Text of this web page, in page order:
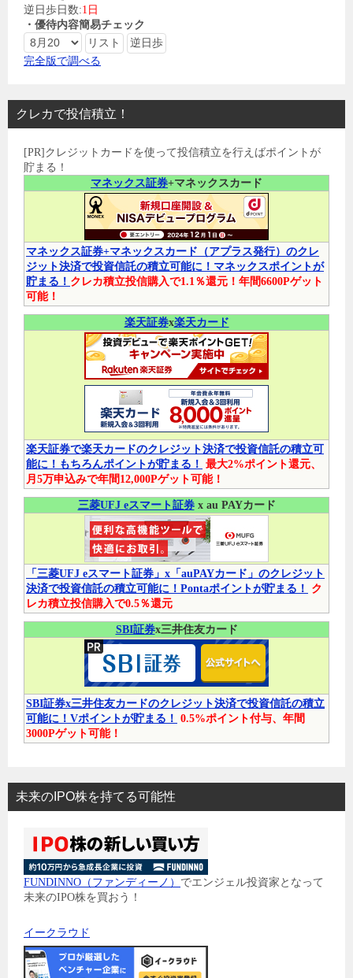
逆日歩日数:1日
・優待内容簡易チェック
完全版で調べる
クレカで投信積立！
[PR]クレジットカードを使って投信積立を行えばポイントが
貯まる！
マネックス証券+マネックスカード
マネックス証券+マネックスカード（アプラス発行）のクレ
ジット決済で投資信託の積立可能に！マネックスポイントが
貯まる！ クレカ積立投信購入で1.1％還元！年間6600Pゲット
可能！
楽天証券x楽天カード
楽天証券で楽天カードのクレジット決済で投資信託の積立可
能に！もちろんポイントが貯まる！ 最大2%ポイント還元、
月5万申込みで年間12,000Pゲット可能！
三菱UFJ eスマート証券x au PAYカード
「三菱UFJ eスマート証券」x「auPAYカード」のクレジット
決済で投資信託の積立可能に！Pontaポイントが貯まる！
ク
レカ積立投信購入で0.5％還元
SBI証券x三井住友カード
SBI証券x三井住友カードのクレジット決済で投資信託の積立
可能に！Vポイントが貯まる！ 0.5%ポイント付与、年間
3000Pゲット可能！
未来のIPO株を持てる可能性
FUNDINNO（ファンディーノ） でエンジェル投資家となって
未来のIPO株を買おう！
イークラウド